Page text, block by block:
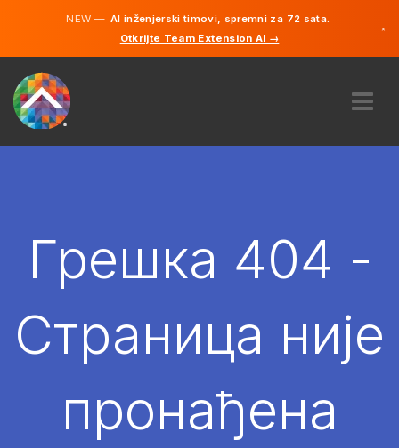
NEW —AI inženjerski timovi, spremni za 72 sata.
Otkrijte Team Extension AI →
×
SR
Грешка 404 -
Страница није
пронађена